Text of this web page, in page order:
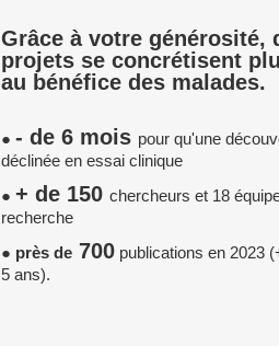
Grâce à votre générosité,
projets se concrétisent
au bénéfice des malades.
● - de 6 mois pour qu'une
déclinée en essai clinique
● + de 150 chercheurs et 18
recherche
● près de 700 publications en 2023
5 ans).